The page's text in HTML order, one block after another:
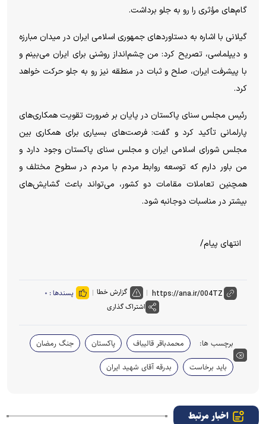
گام‌های مؤثری را رو به جلو برداشت.
گیلانی با اشاره به دستاورد‌های جمهوری اسلامی ایران در میدان مبارزه
و دیپلماسی، تصریح کرد: من چشم‌انداز روشنی برای ایران می‌بینم و
با پیشرفت ایران، صلح و ثبات در منطقه نیز رو به جلو حرکت خواهد
کرد.
رئیس مجلس سنای پاکستان در پایان بر ضرورت تقویت همکاری‌های
پارلمانی تأکید کرد و گفت: فرصت‌های بسیاری برای همکاری بین
مجلس شورای اسلامی ایران و مجلس سنای پاکستان وجود دارد و
من باور دارم که توسعه روابط مردم با مردم در سطوح مختلف و
همچنین تعاملات مقامات دو کشور، می‌تواند باعث گشایش‌های
بیشتر در مناسبات دوجانبه شود.
انتهای پیام/
گزارش خطا پسندها : ۰
اشتراک گذاری
برچسب ها: محمدباقر قالیباف پاکستان
جنگ رمضان
باید برخاست
بدرقه آقای شهید ایران
اخبار مرتبط